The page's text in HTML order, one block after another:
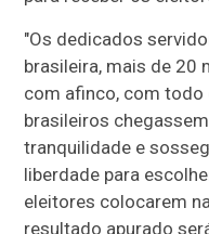
"Os dedicados
brasileira, mais de 20
com afinco, com todo
brasileiros
tranquilidade e
liberdade para
eleitores colocarem
resultado apurado